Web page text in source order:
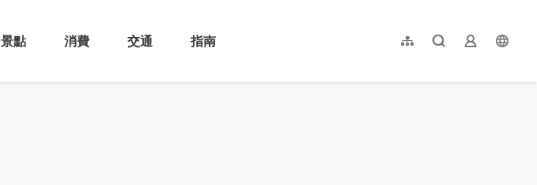
景點 消費 交通 指南 網站導覽全文檢索業者登入
简体中文